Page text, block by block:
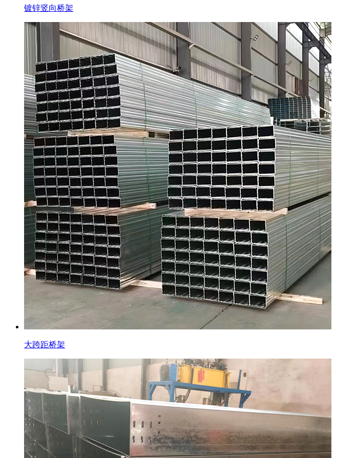
镀锌竖向桥架
大跨距桥架